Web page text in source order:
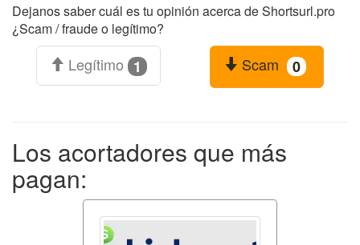
Dejanos saber cuál es tu opinión acerca de Shortsurl.pro
¿Scam / fraude o legítimo?
Legítimo 1 Scam 0
Los acortadores que más
pagan: